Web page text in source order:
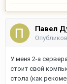
Павел
У меня 2-а
стоит свой
стола (как